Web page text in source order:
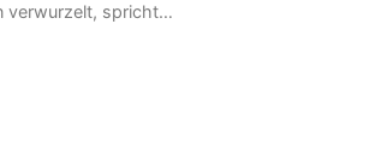
verwurzelt, spricht…